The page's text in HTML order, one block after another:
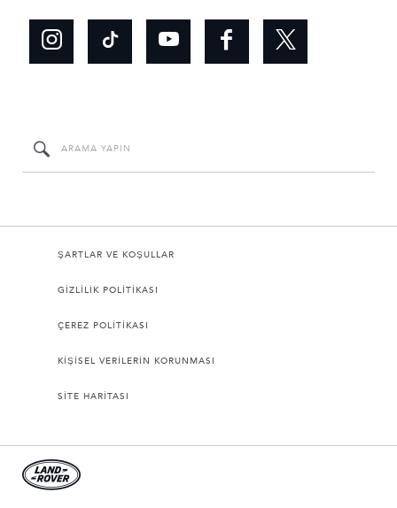
ŞARTLAR VE KOŞULLAR
GİZLİLİK POLİTİKASI
ÇEREZ POLİTİKASI
KİŞİSEL VERİLERİN KORUNMASI
SİTE HARİTASI